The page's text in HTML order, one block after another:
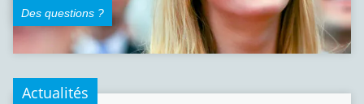
Des questions ?
Actualités